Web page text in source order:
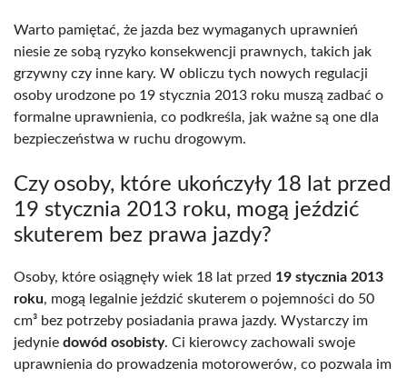
Warto pamiętać, że jazda bez wymaganych uprawnień
niesie ze sobą ryzyko konsekwencji prawnych, takich jak
grzywny czy inne kary. W obliczu tych nowych regulacji
osoby urodzone po 19 stycznia 2013 roku muszą zadbać o
formalne uprawnienia, co podkreśla, jak ważne są one dla
bezpieczeństwa w ruchu drogowym.
Czy osoby, które ukończyły 18 lat przed
19 stycznia 2013 roku, mogą jeździć
skuterem bez prawa jazdy?
Osoby, które osiągnęły wiek 18 lat przed 19 stycznia 2013
roku, mogą legalnie jeździć skuterem o pojemności do 50
cm³ bez potrzeby posiadania prawa jazdy. Wystarczy im
jedynie dowód osobisty. Ci kierowcy zachowali swoje
uprawnienia do prowadzenia motorowerów, co pozwala im